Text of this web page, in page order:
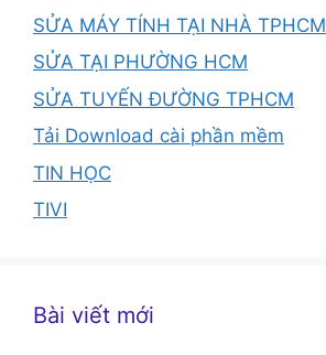
SỬA MÁY TÍNH TẠI NHÀ TPHCM
SỬA TẠI PHƯỜNG HCM
SỬA TUYẾN ĐƯỜNG TPHCM
Tải Download cài phần mềm
TIN HỌC
TIVI
Bài viết mới